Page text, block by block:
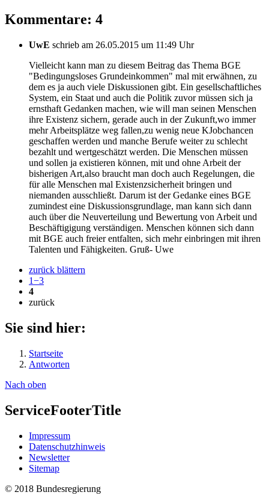
Kommentare: 4
UwE schrieb am 26.05.2015 um 11:49 Uhr
Vielleicht kann man zu diesem Beitrag das Thema BGE
"Bedingungsloses Grundeinkommen" mal mit erwähnen, zu
dem es ja auch viele Diskussionen gibt. Ein gesellschaftliches
System, ein Staat und auch die Politik zuvor müssen sich ja
ernsthaft Gedanken machen, wie will man seinen Menschen
ihre Existenz sichern, gerade auch in der Zukunft,wo immer
mehr Arbeitsplätze weg fallen,zu wenig neue KJobchancen
geschaffen werden und manche Berufe weiter zu schlecht
bezahlt und wertgeschätzt werden. Die Menschen müssen
und sollen ja existieren können, mit und ohne Arbeit der
bisherigen Art,also braucht man doch auch Regelungen, die
für alle Menschen mal Existenzsicherheit bringen und
niemanden ausschließt. Darum ist der Gedanke eines BGE
zumindest eine Diskussionsgrundlage, man kann sich dann
auch über die Neuverteilung und Bewertung von Arbeit und
Beschäftigigung verständigen. Menschen können sich dann
mit BGE auch freier entfalten, sich mehr einbringen mit ihren
Talenten und Fähigkeiten. Gruß- Uwe
zurück blättern
1−3
4
zurück
Sie sind hier:
Startseite
Antworten
Nach oben
ServiceFooterTitle
Im­pres­s­um
Da­ten­schutzhinweis
Newslet­ter
Si­te­map
© 2018 Bundesregierung